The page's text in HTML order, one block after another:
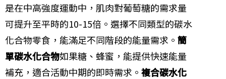
是在中高強度運動中，肌肉對葡萄糖的需求量
可提升至平時的10-15倍。選擇不同類型的碳水
化合物零食，能滿足不同階段的能量需求。 簡
單碳水化合物如果糖、蜂蜜，能提供快速能量
補充，適合活動中期的即時需求。 複合碳水化